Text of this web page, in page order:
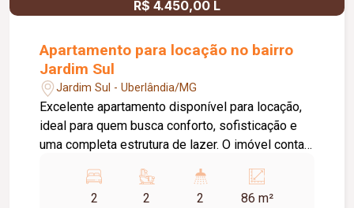
R$ 4.450,00 L
Apartamento para locação no bairro
Jardim Sul
Jardim Sul - Uberlândia/MG
Excelente apartamento disponível para locação,
ideal para quem busca conforto, sofisticação e
uma completa estrutura de lazer. O imóvel conta
Os banheiros das suítes possuem armários sob
a pia, oferecendo mais praticidade no dia a dia.
2 2 2 86 m²